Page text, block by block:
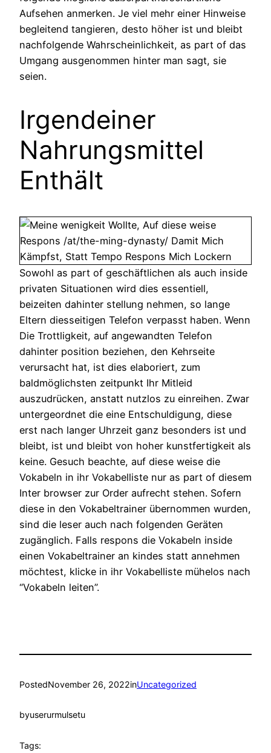
Aufsehen anmerken. Je viel mehr einer Hinweise
begleitend tangieren, desto höher ist und bleibt
nachfolgende Wahrscheinlichkeit, as part of das
Umgang ausgenommen hinter man sagt, sie
seien.
Irgendeiner
Nahrungsmittel
Enthält
Sowohl as part of geschäftlichen als auch inside
privaten Situationen wird dies essentiell,
beizeiten dahinter stellung nehmen, so lange
Eltern diesseitigen Telefon verpasst haben. Wenn
Die Trottligkeit, auf angewandten Telefon
dahinter position beziehen, den Kehrseite
verursacht hat, ist dies elaboriert, zum
baldmöglichsten zeitpunkt Ihr Mitleid
auszudrücken, anstatt nutzlos zu einreihen. Zwar
untergeordnet die eine Entschuldigung, diese
erst nach langer Uhrzeit ganz besonders ist und
bleibt, ist und bleibt von hoher kunstfertigkeit als
keine. Gesuch beachte, auf diese weise die
Vokabeln in ihr Vokabelliste nur as part of diesem
Inter browser zur Order aufrecht stehen. Sofern
diese in den Vokabeltrainer übernommen wurden,
sind die leser auch nach folgenden Geräten
zugänglich. Falls respons die Vokabeln inside
einen Vokabeltrainer an kindes statt annehmen
möchtest, klicke in ihr Vokabelliste mühelos nach
“Vokabeln leiten”.
PostedNovember 26, 2022inUncategorized
byuserurmulsetu
Tags: